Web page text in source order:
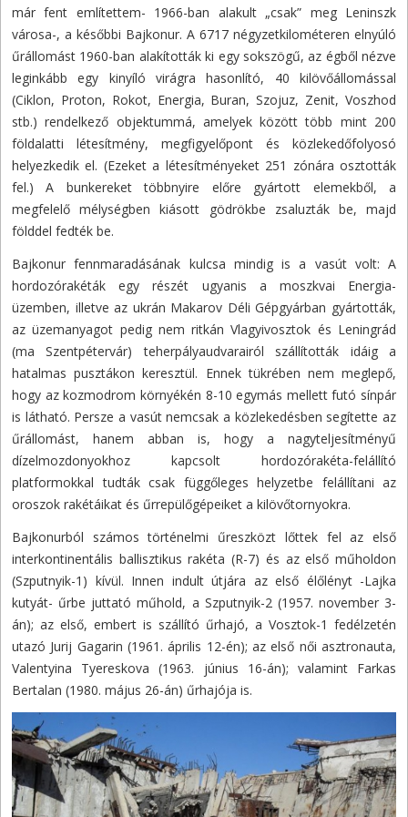
már fent említettem- 1966-ban alakult „csak” meg Leninszk
városa-, a későbbi Bajkonur. A 6717 négyzetkilométeren elnyúló
űrállomást 1960-ban alakították ki egy sokszögű, az égből nézve
leginkább egy kinyíló virágra hasonlító, 40 kilövőállomással
(Ciklon, Proton, Rokot, Energia, Buran, Szojuz, Zenit, Voszhod
stb.) rendelkező objektummá, amelyek között több mint 200
földalatti létesítmény, megfigyelőpont és közlekedőfolyosó
helyezkedik el. (Ezeket a létesítményeket 251 zónára osztották
fel.) A bunkereket többnyire előre gyártott elemekből, a
megfelelő mélységben kiásott gödrökbe zsaluzták be, majd
földdel fedték be.
Bajkonur fennmaradásának kulcsa mindig is a vasút volt: A
hordozórakéták egy részét ugyanis a moszkvai Energia-
üzemben, illetve az ukrán Makarov Déli Gépgyárban gyártották,
az üzemanyagot pedig nem ritkán Vlagyivosztok és Leningrád
(ma Szentpétervár) teherpályaudvarairól szállították idáig a
hatalmas pusztákon keresztül. Ennek tükrében nem meglepő,
hogy az kozmodrom környékén 8-10 egymás mellett futó sínpár
is látható. Persze a vasút nemcsak a közlekedésben segítette az
űrállomást, hanem abban is, hogy a nagyteljesítményű
dízelmozdonyokhoz kapcsolt hordozórakéta-felállító
platformokkal tudták csak függőleges helyzetbe felállítani az
oroszok rakétáikat és űrrepülőgépeiket a kilövőtornyokra.
Bajkonurból számos történelmi űreszközt lőttek fel az első
interkontinentális ballisztikus rakéta (R-7) és az első műholdon
(Szputnyik-1) kívül. Innen indult útjára az első élőlényt -Lajka
kutyát- űrbe juttató műhold, a Szputnyik-2 (1957. november 3-
án); az első, embert is szállító űrhajó, a Vosztok-1 fedélzetén
utazó Jurij Gagarin (1961. április 12-én); az első női asztronauta,
Valentyina Tyereskova (1963. június 16-án); valamint Farkas
Bertalan (1980. május 26-án) űrhajója is.